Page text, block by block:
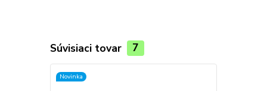
Súvisiaci tovar 7
Novinka